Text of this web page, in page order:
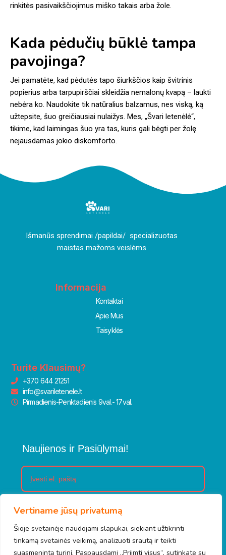
Vertiname jūsų privatumą
Šioje svetainėje naudojami slapukai, siekiant užtikrinti
tinkamą svetainės veikimą, analizuoti srautą ir teikti
suasmenintą turinį. Paspausdami „Priimti visus“, sutinkate su
rinkitės pasivaikščiojimus miško takais arba žole.
Kada pėdučių būklė tampa
pavojinga?
Jei pamatėte, kad pėdutės tapo šiurkščios kaip švitrinis
popierius arba tarpupirščiai skleidžia nemalonų kvapą – laukti
nebėra ko. Naudokite tik natūralius balzamus, nes viską, ką
užtepsite, šuo greičiausiai nulaižys. Mes, „Švari letenėlė“,
tikime, kad laimingas šuo yra tas, kuris gali bėgti per žolę
nejausdamas jokio diskomforto.
Išmanūs sprendimai /papildai/ specializuotas
maistas mažoms veislėms
Informacija
Kontaktai
Apie Mus
Taisyklės
Turite Klausimų?
+370 644 21251
info@svariletenele.lt
Pirmadienis-Penktadienis 9val.- 17val.
Naujienos ir Pasiūlymai!
Prenumeruoti